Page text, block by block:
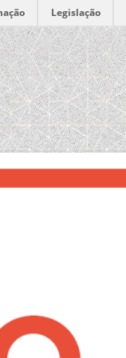
Legislação